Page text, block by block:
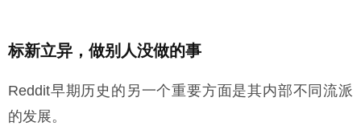
标新立异，做别人没做的事
Reddit早期历史的另一个重要方面是其内部不同流派
的发展。